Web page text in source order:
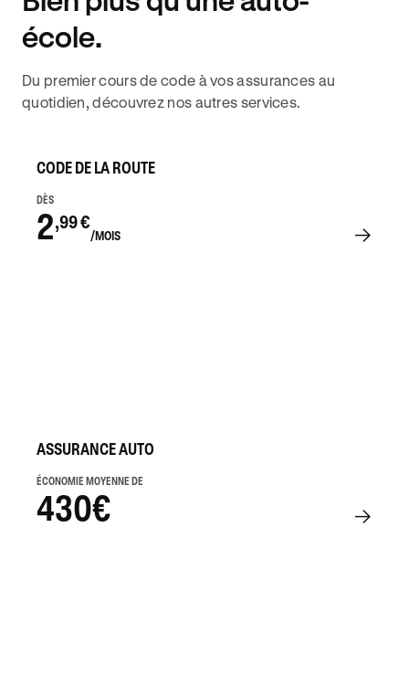
école.
Du premier cours de code à vos assurances au
quotidien, découvrez nos autres services.
CODE DE LA ROUTE
DÈS
2,99 €
/MOIS
ASSURANCE AUTO
ÉCONOMIE MOYENNE DE
430€